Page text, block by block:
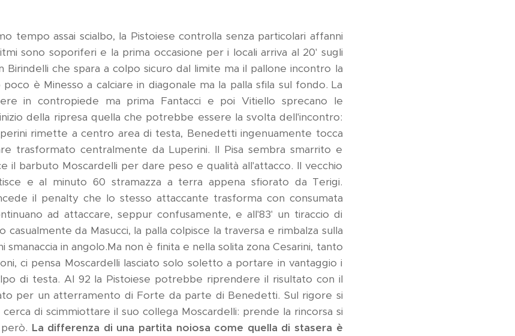
tempo assai scialbo, la Pistoiese controlla senza particolari affanni
sono soporiferi e la prima occasione per i locali arriva al 20' sugli
Birindelli che spara a colpo sicuro dal limite ma il pallone incontro la
è Minesso a calciare in diagonale ma la palla sfila sul fondo. La
in contropiede ma prima Fantacci e poi Vitiello sprecano le
della ripresa quella che potrebbe essere la svolta dell'incontro:
rimette a centro area di testa, Benedetti ingenuamente tocca
trasformato centralmente da Luperini. Il Pisa sembra smarrito e
il barbuto Moscardelli per dare peso e qualità all'attacco. Il vecchio
e al minuto 60 stramazza a terra appena sfiorato da Terigi.
il penalty che lo stesso attaccante trasforma con consumata
ad attaccare, seppur confusamente, e all'83' un tiraccio di
casualmente da Masucci, la palla colpisce la traversa e rimbalza sulla
smanaccia in angolo.Ma non è finita e nella solita zona Cesarini, tanto
ci pensa Moscardelli lasciato solo soletto a portare in vantaggio i
di testa. Al 92 la Pistoiese potrebbe riprendere il risultato con il
per un atterramento di Forte da parte di Benedetti. Sul rigore si
di scimmiottare il suo collega Moscardelli: prende la rincorsa si
La differenza di una partita noiosa come quella di stasera è